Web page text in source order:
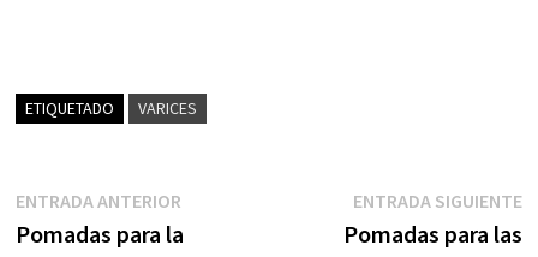
ETIQUETADO VARICES
Navegación
ENTRADA ANTERIOREntrada
anterior:
Pomadas para la
ENTRADA SIGUIENTE
Pomadas para las